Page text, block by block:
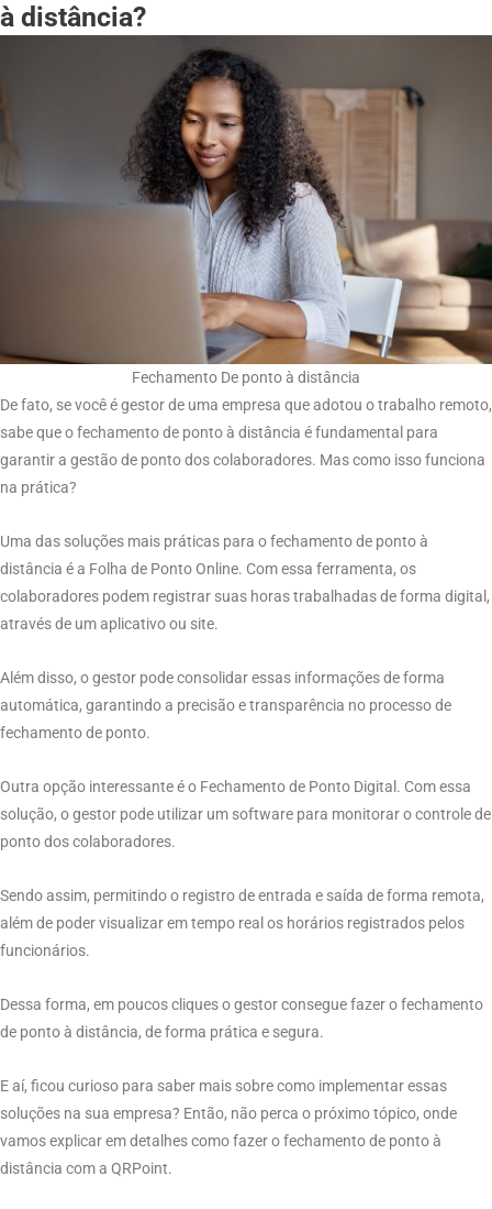
à distância?
Fechamento De ponto à distância
De fato, se você é gestor de uma empresa que adotou o trabalho remoto,
sabe que o fechamento de ponto à distância é fundamental para
garantir a gestão de ponto dos colaboradores. Mas como isso funciona
na prática?
Uma das soluções mais práticas para o fechamento de ponto à
distância é a Folha de Ponto Online. Com essa ferramenta, os
colaboradores podem registrar suas horas trabalhadas de forma digital,
através de um aplicativo ou site.
Além disso, o gestor pode consolidar essas informações de forma
automática, garantindo a precisão e transparência no processo de
fechamento de ponto.
Outra opção interessante é o Fechamento de Ponto Digital. Com essa
solução, o gestor pode utilizar um software para monitorar o controle de
ponto dos colaboradores.
Sendo assim, permitindo o registro de entrada e saída de forma remota,
além de poder visualizar em tempo real os horários registrados pelos
funcionários.
Dessa forma, em poucos cliques o gestor consegue fazer o fechamento
de ponto à distância, de forma prática e segura.
E aí, ficou curioso para saber mais sobre como implementar essas
soluções na sua empresa? Então, não perca o próximo tópico, onde
vamos explicar em detalhes como fazer o fechamento de ponto à
distância com a QRPoint.